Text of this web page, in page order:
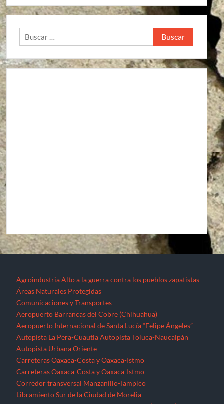
Buscar:
Agroindustria Alto a la guerra contra los pueblos zapatistas
Áreas Naturales Protegidas
Comunicaciones y Transportes
Aeropuerto Barrancas del Cobre (Chihuahua)
Aeropuerto Internacional de Santa Lucía “Felipe Ángeles”
Autopista La Pera-Cuautla Autopista Toluca-Naucalpán
Autopista Urbana Oriente
Carreteras Oaxaca-Costa y Oaxaca-Istmo
Carreteras Oaxaca-Costa y Oaxaca-Istmo
Corredor transversal Manzanillo-Tampico
Libramiento Sur de la Ciudad de Morelia